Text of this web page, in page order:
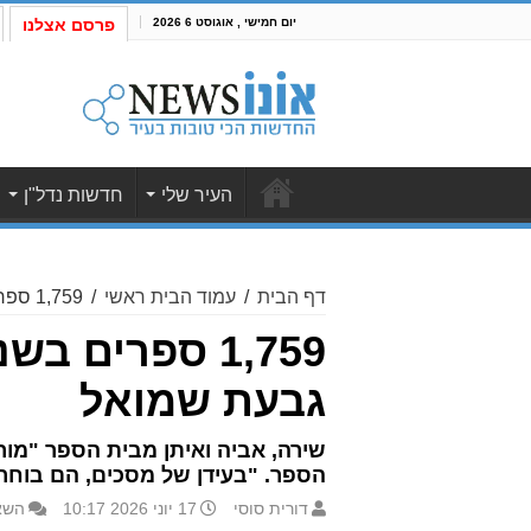
יום חמישי , אוגוסט 6 2026 פרסם אצלנו
העיר שלי חדשות נדל"ן
דף הבית / עמוד הבית ראשי / 1,759 ספרים בשנה: תכירו את שלושת שיאני הקריאה של גבעת שמואל
1,759
גבעת שמואל
שירה, אביה ואיתן מבית הספר
הספר. "בעידן של מסכים, הם
דורית סוסי 17 יוני 2026 10:17